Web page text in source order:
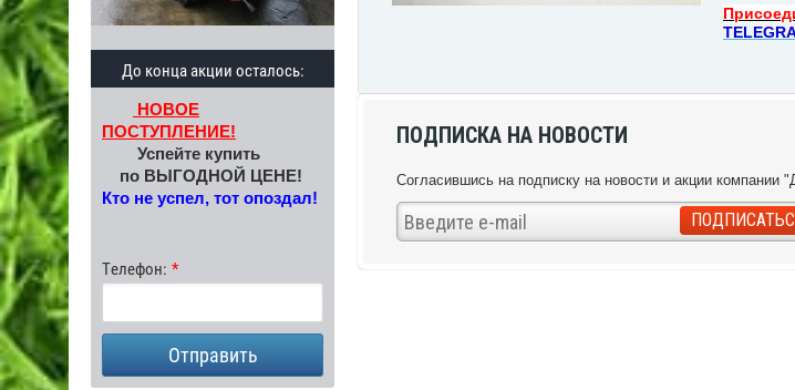
До конца акции осталось:
НОВОЕ
ПОСТУПЛЕНИЕ!
Успейте купить
по ВЫГОДНОЙ ЦЕНЕ!
Кто не успел, тот опоздал!
Телефон:
Отправить
ПОДПИСКА НА НОВОСТИ
Согласившись на подписку на новости и акции